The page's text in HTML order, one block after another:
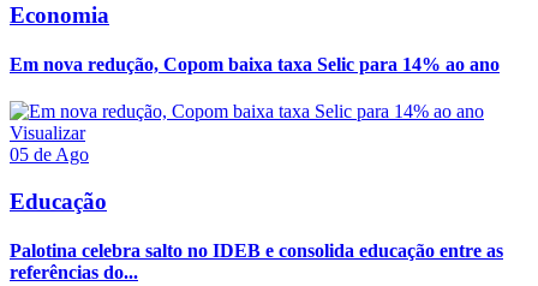
Economia
Em nova redução, Copom baixa taxa Selic para 14% ao ano
Visualizar
05 de Ago
Educação
Palotina celebra salto no IDEB e consolida educação entre as
referências do...